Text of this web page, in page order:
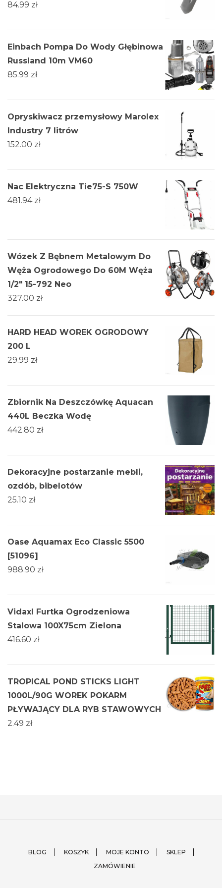
84.99 zł
Einbach Pompa Do Wody Głębinowa
Russland 10m VM60
85.99 zł
Opryskiwacz przemysłowy Marolex
Industry 7 litrów
152.00 zł
Nac Elektryczna Tie75-S 750W
481.94 zł
Wózek Z Bębnem Metalowym Do
Węża Ogrodowego Do 60M Węża
1/2" 15-792 Neo
327.00 zł
HARD HEAD WOREK OGRODOWY
200 L
29.99 zł
Zbiornik Na Deszczówkę Aquacan
440L Beczka Wodę
442.80 zł
Dekoracyjne postarzanie mebli,
ozdób, bibelotów
25.10 zł
Oase Aquamax Eco Classic 5500
[51096]
988.90 zł
Vidaxl Furtka Ogrodzeniowa
Stalowa 100X75cm Zielona
416.60 zł
TROPICAL POND STICKS LIGHT
1000L/90G WOREK POKARM
PŁYWAJĄCY DLA RYB STAWOWYCH
2.49 zł
BLOG KOSZYK MOJE KONTO
SKLEP
ZAMÓWIENIE